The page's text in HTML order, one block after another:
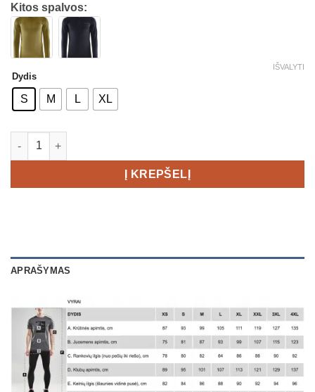
Kitos spalvos:
Dydis
S M L XL
IŠVALYTI
produkto kiekis: Craft ADV Warm Intensity LS Men's
Į KREPŠELĮ
APRAŠYMAS